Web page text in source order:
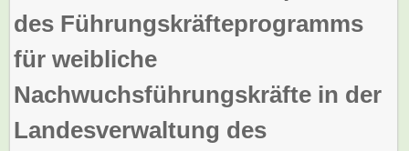
des Führungskräfteprogramms
für weibliche
Nachwuchsführungskräfte in der
Landesverwaltung des